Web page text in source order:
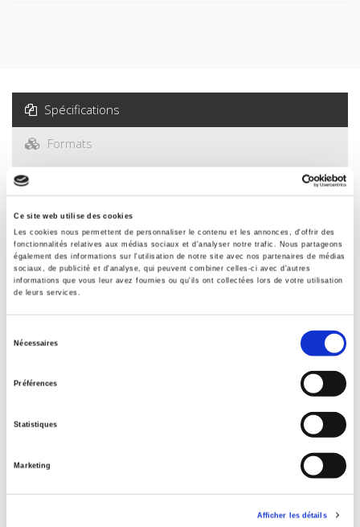
Ce site web utilise des cookies
Les cookies nous permettent de personnaliser le contenu et les annonces, d'offrir des
fonctionnalités relatives aux médias sociaux et d'analyser notre trafic. Nous partageons
également des informations sur l'utilisation de notre site avec nos partenaires de médias
sociaux, de publicité et d'analyse, qui peuvent combiner celles-ci avec d'autres
informations que vous leur avez fournies ou qu'ils ont collectées lors de votre utilisation
de leurs services.
Nécessaires
Préférences
Statistiques
Marketing
Afficher les détails
Spécifications
Formats
Spécifications
Éditeur
Presses de Sciences Po
Pierre Morin
Revue économique
00352764
français
Catégorie (éditeur)